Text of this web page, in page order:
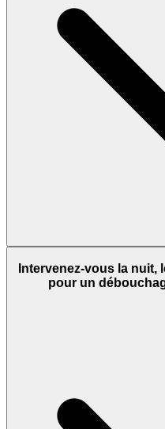
Intervenez-vous la nuit,
pour un